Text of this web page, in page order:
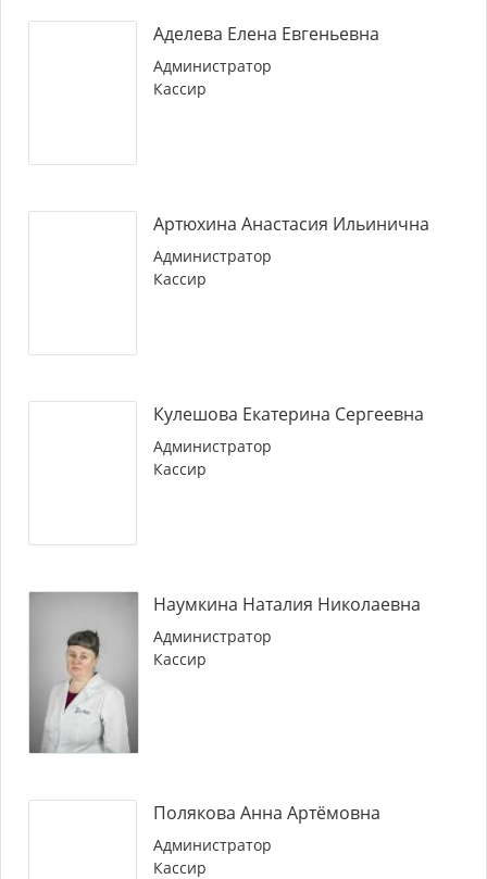
Аделева Елена Евгеньевна
Администратор
Кассир
Артюхина Анастасия Ильинична
Администратор
Кассир
Кулешова Екатерина Сергеевна
Администратор
Кассир
Наумкина Наталия Николаевна
Администратор
Кассир
Полякова Анна Артёмовна
Администратор
Кассир